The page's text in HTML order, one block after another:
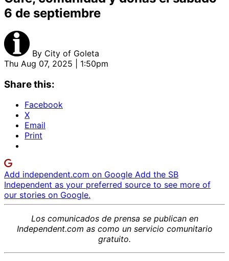
6 de septiembre
By City of Goleta
Thu Aug 07, 2025 | 1:50pm
Share this:
Facebook
X
Email
Print
Add independent.com on Google Add the SB
Independent as your preferred source to see more of
our stories on Google.
Los comunicados de prensa se publican en
Independent.com ascomo un servicio comunitario
gratuito.